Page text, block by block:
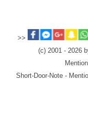
>>
(c) 2001 - 2026
Short-Door-Note -